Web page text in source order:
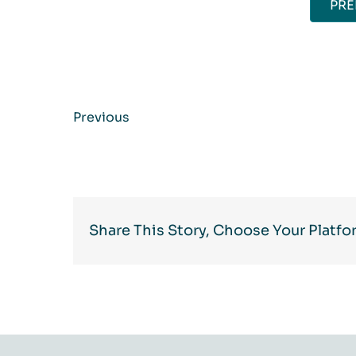
Previous
Share This Story, Choose Your